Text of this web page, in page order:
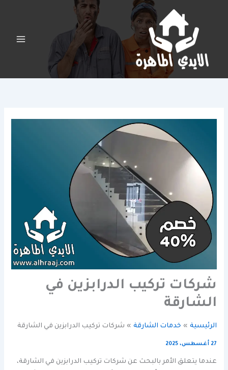
شركات تركيب الدرابزين في
الشارقة
الرئيسية خدمات الشارقة شركات تركيب الدرابزين في الشارقة
27 أغسطس، 2025
عندما يتعلق الأمر بالبحث عن شركات تركيب الدرابزين في الشارقة،